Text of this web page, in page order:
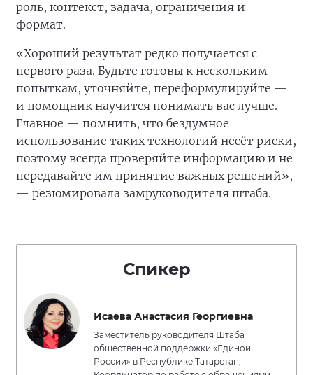
роль, контекст, задача, ограничения и
формат.
«Хороший результат редко получается с
первого раза. Будьте готовы к нескольким
попыткам, уточняйте, переформулируйте —
и помощник научится понимать вас лучше.
Главное — помнить, что бездумное
использование таких технологий несёт риски,
поэтому всегда проверяйте информацию и не
передавайте им принятие важных решений»,
— резюмировала замруководителя штаба.
Спикер
Исаева Анастасия Георгиевна
Заместитель руководителя Штаба
общественной поддержки «Единой
России» в Республике Татарстан,